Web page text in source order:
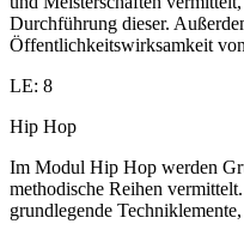
Durchführung dieser.
Öffentlichkeitswirksamkeit
LE: 8
Hip Hop
Im Modul Hip Hop werden
methodische Reihen
grundlegende